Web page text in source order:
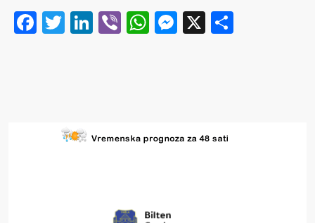
Facebook
Twitter
LinkedIn
ViberWhatsApp
Messenger
X